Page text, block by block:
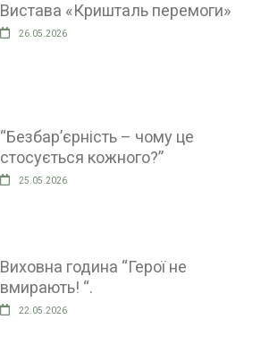
Вистава «Кришталь перемоги»
26.05.2026
“Безбар’єрність – чому це
стосується кожного?”
25.05.2026
Виховна година “Герої не
вмирають! “.
22.05.2026